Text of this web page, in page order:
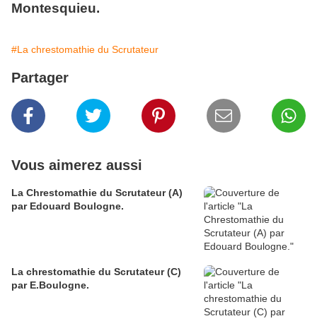
Montesquieu.
#La chrestomathie du Scrutateur
Partager
Vous aimerez aussi
La Chrestomathie du Scrutateur (A)
par Edouard Boulogne.
La chrestomathie du Scrutateur (C)
par E.Boulogne.